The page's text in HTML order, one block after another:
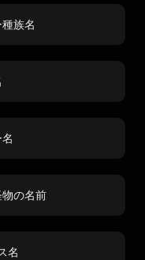
族名
の名前
名